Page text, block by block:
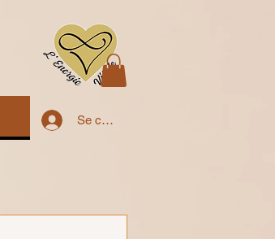
Se connecter